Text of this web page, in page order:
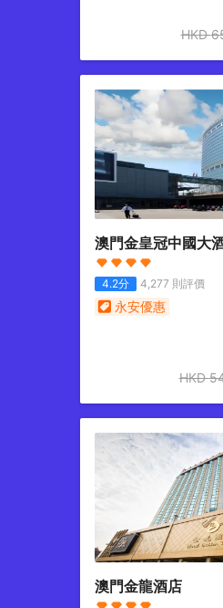
HKD
澳門金皇冠中國大
4.2分 4,277 則評價
永安優惠
HKD
澳門金龍酒店